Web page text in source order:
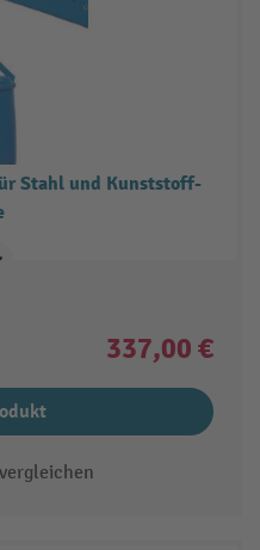
Stahl und Kunststoff-
337,00 €